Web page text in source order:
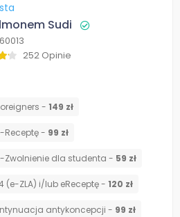
Sudi
252 Opinie
- 149 zł
Receptę - 99 zł
Zwolnienie dla studenta - 59 zł
(e-ZLA) i/lub eReceptę - 120 zł
antykoncepcji - 99 zł